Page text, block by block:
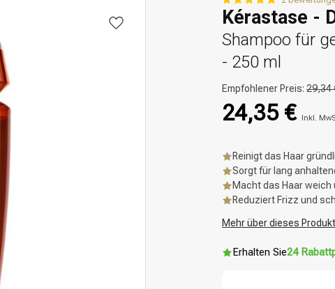
Kérastase -
Shampoo für
- 250 ml
Empfohlener Preis:29,34
24,35 € Inkl.
Reinigt das Haar
Sorgt für lang
Macht das Haar
Reduziert Frizz und
Mehr über dieses
Erhalten Sie24